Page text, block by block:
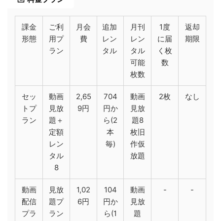
課金
形態
ご利
用プ
ラン
月会
費
追加
レン
タル
月刊
レン
タル
可能
枚数
1度
に届
く枚
数
返却
期限
セッ
トプ
ラン
動画
見放
題＋
定額
レン
タル
8
2,65
9円
704
円か
ら(2
本
毎)
動画
見放
題8
枚旧
作仮
放題
2枚 なし
動画
配信
プラ
見放
題プ
ラン
1,02
6円
104
円か
ら(1
動画
見放
題
- -